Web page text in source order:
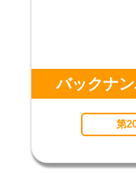
バックナ
第